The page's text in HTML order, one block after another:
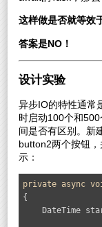
这样做是否就等效
答案是NO！
设计实验
异步IO的特性通常
时启动100个和
间是否有区别。新
button2两个按钮
示：
private async
{
DateTime